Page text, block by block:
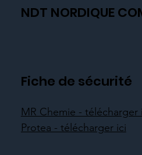
NDT NORDIQUE
Fiche de sécurité
MR Chemie - télécharger
Protea - télécharger ici